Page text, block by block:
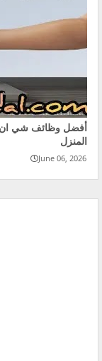
أفضل وظائف شي ان
المنزل
June 06, 2026